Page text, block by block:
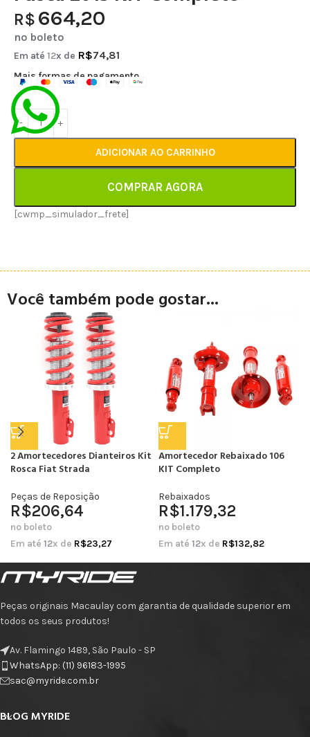
R$ 664,20
no boleto
Em até 12x de R$74,81
Mais formas de pagamento
ADICIONAR AO CARRINHO
COMPRAR AGORA
[cwmp_simulador_frete]
Você também pode gostar...
2 Amortecedores Dianteiros Kit
Rosca Fiat Strada
Peças de Reposição
R$206,64
no boleto
Em até 12x de R$23,27
Amortecedor Rebaixado 106
KIT Completo
Rebaixados
R$1.179,32
no boleto
Em até 12x de R$132,82
Peças originais Macaulay com garantia de qualidade superior em
todos os seus produtos!
Av. Flamingo 1489, São Paulo - SP
WhatsApp: (11) 96183-1995
sac@myride.com.br
BLOG MYRIDE